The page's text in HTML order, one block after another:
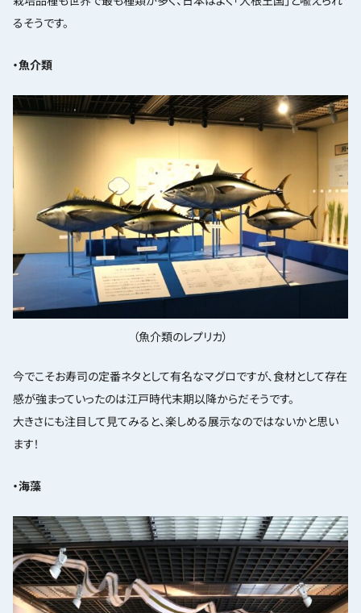
るそうです。
・魚介類
（魚介類のレプリカ）
今でこそお寿司の定番ネタとして有名なマグロですが、食材として存在
感が強まっていったのは江戸時代末期以降からだそうです。
大きさにも注目して見てみると、楽しめる展示なのではないかと思い
ます！
・海藻